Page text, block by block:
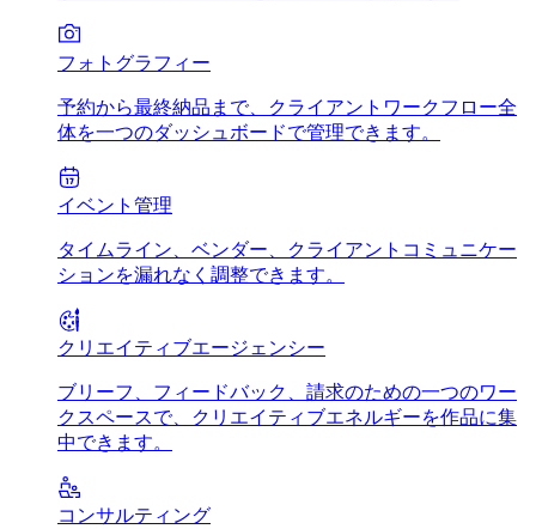
フォトグラフィー
予約から最終納品まで、クライアントワークフロー全
体を一つのダッシュボードで管理できます。
イベント管理
タイムライン、ベンダー、クライアントコミュニケー
ションを漏れなく調整できます。
クリエイティブエージェンシー
ブリーフ、フィードバック、請求のための一つのワー
クスペースで、クリエイティブエネルギーを作品に集
中できます。
コンサルティング